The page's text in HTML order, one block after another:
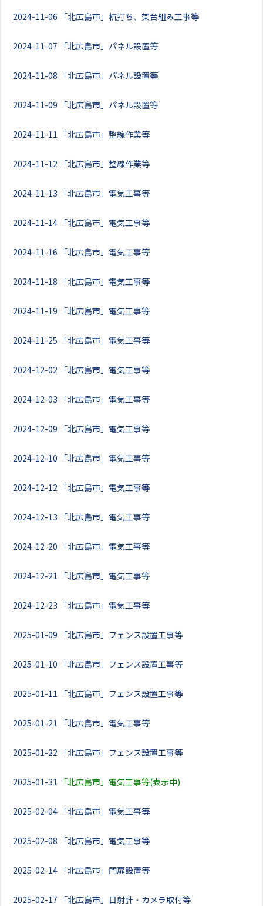
2024-11-06 「北広島市」杭打ち、架台組み工事等
2024-11-07 「北広島市」パネル設置等
2024-11-08 「北広島市」パネル設置等
2024-11-09 「北広島市」パネル設置等
2024-11-11 「北広島市」整線作業等
2024-11-12 「北広島市」整線作業等
2024-11-13 「北広島市」電気工事等
2024-11-14 「北広島市」電気工事等
2024-11-16 「北広島市」電気工事等
2024-11-18 「北広島市」電気工事等
2024-11-19 「北広島市」電気工事等
2024-11-25 「北広島市」電気工事等
2024-12-02 「北広島市」電気工事等
2024-12-03 「北広島市」電気工事等
2024-12-09 「北広島市」電気工事等
2024-12-10 「北広島市」電気工事等
2024-12-12 「北広島市」電気工事等
2024-12-13 「北広島市」電気工事等
2024-12-20 「北広島市」電気工事等
2024-12-21 「北広島市」電気工事等
2024-12-23 「北広島市」電気工事等
2025-01-09 「北広島市」フェンス設置工事等
2025-01-10 「北広島市」フェンス設置工事等
2025-01-11 「北広島市」フェンス設置工事等
2025-01-21 「北広島市」電気工事等
2025-01-22 「北広島市」フェンス設置工事等
2025-01-31 「北広島市」電気工事等(表示中)
2025-02-04 「北広島市」電気工事等
2025-02-08 「北広島市」電気工事等
2025-02-14 「北広島市」門扉設置等
2025-02-17 「北広島市」日射計・カメラ取付等